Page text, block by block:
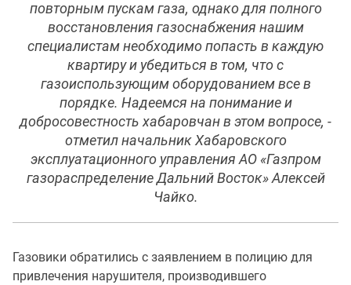
повторным пускам газа, однако для полного
восстановления газоснабжения нашим
специалистам необходимо попасть в каждую
квартиру и убедиться в том, что с
газоиспользующим оборудованием все в
порядке. Надеемся на понимание и
добросовестность хабаровчан в этом вопросе, -
отметил начальник Хабаровского
эксплуатационного управления АО «Газпром
газораспределение Дальний Восток» Алексей
Чайко.
Газовики обратились с заявлением в полицию для
привлечения нарушителя, производившего